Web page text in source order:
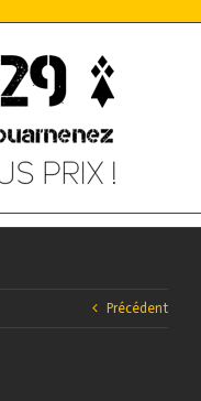
Précédent